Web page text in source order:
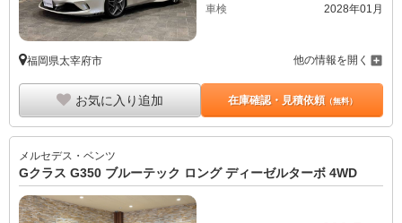
車検
2028年01月
福岡県太宰府市 他の情報を開く
お気に入り追加 在庫確認・見積依頼（無料）
メルセデス・ベンツ
Gクラス G350 ブルーテック ロング ディーゼルターボ 4WD